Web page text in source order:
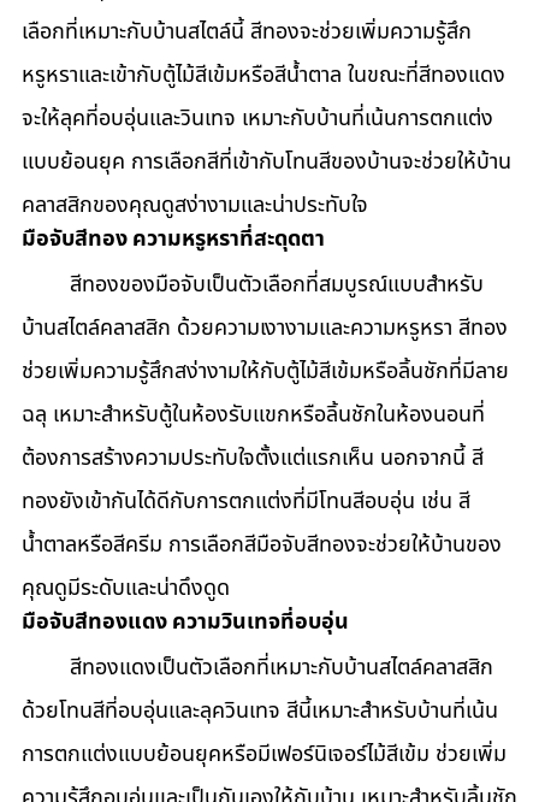
เลือกที่เหมาะกับบ้านสไตล์นี้ สีทองจะช่วยเพิ่มความรู้สึก
หรูหราและเข้ากับตู้ไม้สีเข้มหรือสีน้ำตาล ในขณะที่สีทองแดง
จะให้ลุคที่อบอุ่นและวินเทจ เหมาะกับบ้านที่เน้นการตกแต่ง
แบบย้อนยุค การเลือกสีที่เข้ากับโทนสีของบ้านจะช่วยให้บ้าน
คลาสสิกของคุณดูสง่างามและน่าประทับใจ
มือจับสีทอง ความหรูหราที่สะดุดตา
บ้านสไตล์คลาสสิก ด้วยความเงางามและความหรูหรา สีทอง
ช่วยเพิ่มความรู้สึกสง่างามให้กับตู้ไม้สีเข้มหรือลิ้นชักที่มีลาย
ฉลุ เหมาะสำหรับตู้ในห้องรับแขกหรือลิ้นชักในห้องนอนที่
ต้องการสร้างความประทับใจตั้งแต่แรกเห็น นอกจากนี้ สี
ทองยังเข้ากันได้ดีกับการตกแต่งที่มีโทนสีอบอุ่น เช่น สี
น้ำตาลหรือสีครีม การเลือกสีมือจับสีทองจะช่วยให้บ้านของ
คุณดูมีระดับและน่าดึงดูด
มือจับสีทองแดง ความวินเทจที่อบอุ่น
ด้วยโทนสีที่อบอุ่นและลุควินเทจ สีนี้เหมาะสำหรับบ้านที่เน้น
การตกแต่งแบบย้อนยุคหรือมีเฟอร์นิเจอร์ไม้สีเข้ม ช่วยเพิ่ม
ความรู้สึกอบอุ่นและเป็นกันเองให้กับบ้าน เหมาะสำหรับลิ้นชัก